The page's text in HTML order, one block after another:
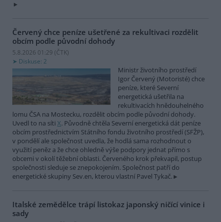
Červený chce peníze ušetřené za rekultivaci rozdělit
obcím podle původní dohody
5.8.2026 01:29 (ČTK)
Diskuse: 2
Ministr životního prostředí
Igor Červený (Motoristé) chce
peníze, které Severní
energetická ušetřila na
rekultivacích hnědouhelného
lomu ČSA na Mostecku, rozdělit obcím podle původní dohody.
Uvedl to na síti X. Původně chtěla Severní energetická dát peníze
obcím prostřednictvím Státního fondu životního prostředí (SFŽP),
v pondělí ale společnost uvedla, že hodlá sama rozhodnout o
využití peněz a že chce ohledně výše podpory jednat přímo s
obcemi v okolí těžební oblasti. Červeného krok překvapil, postup
společnosti sleduje se znepokojením. Společnost patří do
energetické skupiny Sev.en, kterou vlastní Pavel Tykač.
Italské zemědělce trápí listokaz japonský ničící vinice i
sady